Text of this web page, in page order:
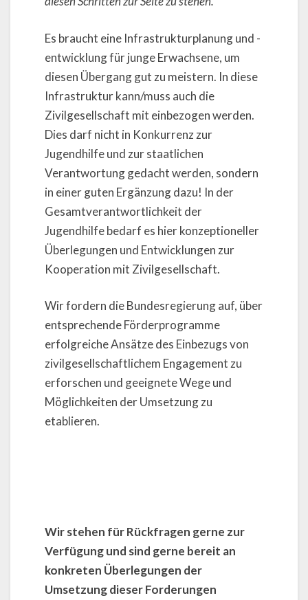
Es braucht eine Infrastrukturplanung und -
entwicklung für junge Erwachsene, um
diesen Übergang gut zu meistern. In diese
Infrastruktur kann/muss auch die
Zivilgesellschaft mit einbezogen werden.
Dies darf nicht in Konkurrenz zur
Jugendhilfe und zur staatlichen
Verantwortung gedacht werden, sondern
in einer guten Ergänzung dazu! In der
Gesamtverantwortlichkeit der
Jugendhilfe bedarf es hier konzeptioneller
Überlegungen und Entwicklungen zur
Kooperation mit Zivilgesellschaft.
Wir fordern die Bundesregierung auf, über
entsprechende Förderprogramme
erfolgreiche Ansätze des Einbezugs von
zivilgesellschaftlichem Engagement zu
erforschen und geeignete Wege und
Möglichkeiten der Umsetzung zu
etablieren.
Wir stehen für Rückfragen gerne zur
Verfügung und sind gerne bereit an
konkreten Überlegungen der
Umsetzung dieser Forderungen